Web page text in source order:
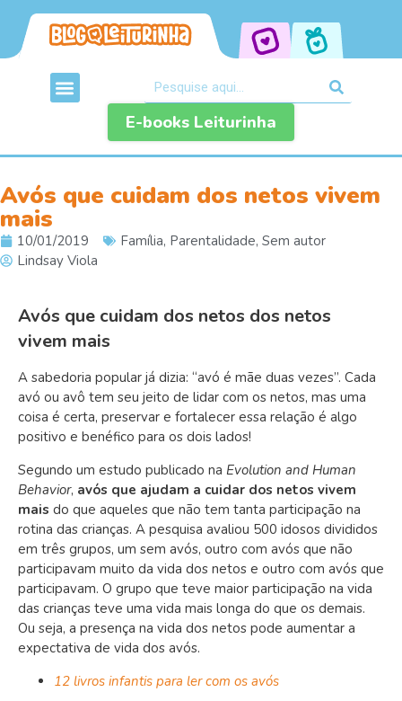
E-books Leiturinha
Avós que cuidam dos netos vivem
mais
10/01/2019 Família, Parentalidade, Sem autor
Lindsay Viola
Avós que cuidam dos netos dos netos
vivem mais
A sabedoria popular já dizia: “avó é mãe duas vezes”. Cada
avó ou avô tem seu jeito de lidar com os netos, mas uma
coisa é certa, preservar e fortalecer essa relação é algo
positivo e benéfico para os dois lados!
Segundo um estudo publicado na Evolution and Human
Behavior, avós que ajudam a cuidar dos netos vivem
mais do que aqueles que não tem tanta participação na
rotina das crianças. A pesquisa avaliou 500 idosos divididos
em três grupos, um sem avós, outro com avós que não
participavam muito da vida dos netos e outro com avós que
participavam. O grupo que teve maior participação na vida
das crianças teve uma vida mais longa do que os demais.
Ou seja, a presença na vida dos netos pode aumentar a
expectativa de vida dos avós.
12 livros infantis para ler com os avós